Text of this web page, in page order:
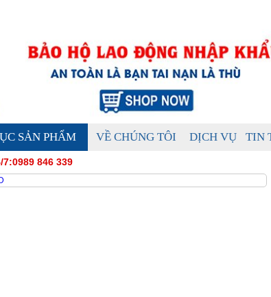
SẢN PHẨM VỀ CHÚNG TÔI DỊCH VỤ TIN
846 339